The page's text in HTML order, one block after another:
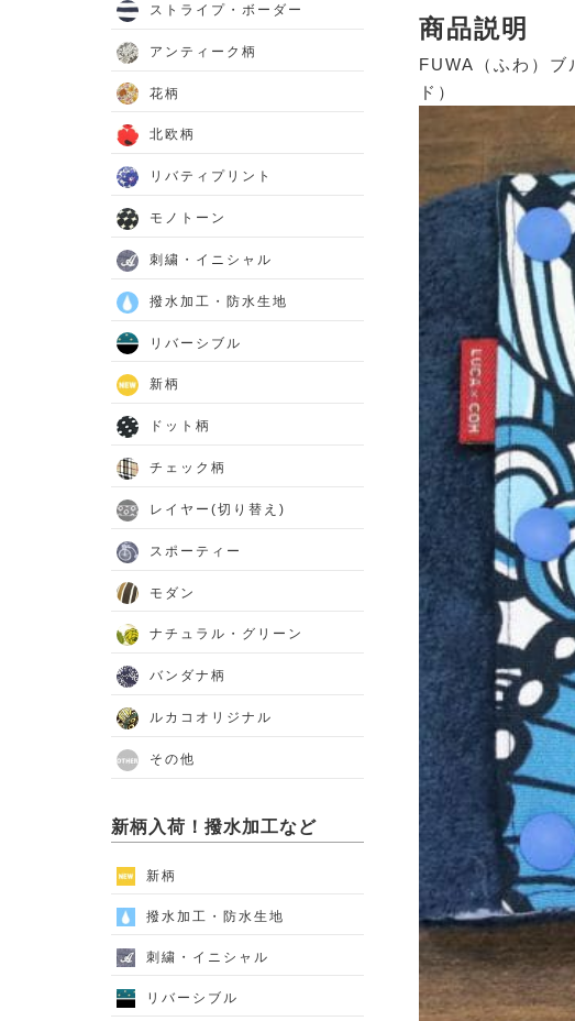
商品説明
FUWA（ふわ）
ド）
ストライプ・ボーダー
アンティーク柄
花柄
北欧柄
リバティプリント
モノトーン
刺繍・イニシャル
撥水加工・防水生地
リバーシブル
新柄
ドット柄
チェック柄
レイヤー(切り替え)
スポーティー
モダン
ナチュラル・グリーン
バンダナ柄
ルカコオリジナル
その他
新柄入荷！撥水加工など
新柄
撥水加工・防水生地
刺繍・イニシャル
リバーシブル